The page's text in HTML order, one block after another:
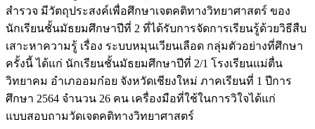
สำรวจ มีวัตถุประสงค์เพื่อศึกษาเจตคติทางวิทยาศาสตร์ ของ
นักเรียนชั้นมัธยมศึกษาปีที่ 2 ที่ได้รับการจัดการเรียนรู้ด้วยวิธีสืบ
เสาะหาความรู้ เรื่อง ระบบหมุนเวียนเลือด กลุ่มตัวอย่างที่ศึกษา
ครั้งนี้ ได้แก่ นักเรียนชั้นมัธยมศึกษาปีที่ 2/1 โรงเรียนแม่ตื่น
วิทยาคม อำเภออมก๋อย จังหวัดเชียงใหม่ ภาคเรียนที่ 1 ปีการ
ศึกษา 2564 จำนวน 26 คน เครื่องมือที่ใช้ในการวิใจได้แก่
แบบสอบถามวัดเจตคติทางวิทยาศาสตร์